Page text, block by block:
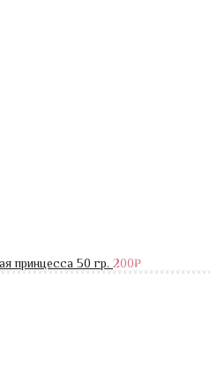
принцесса 50 гр. 200₽